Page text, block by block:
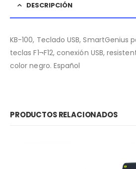
DESCRIPCIÓN
KB-100, Teclado USB, SmartGenius
teclas F1¬F12, conexión USB,
color negro. Español
PRODUCTOS RELACIONADOS